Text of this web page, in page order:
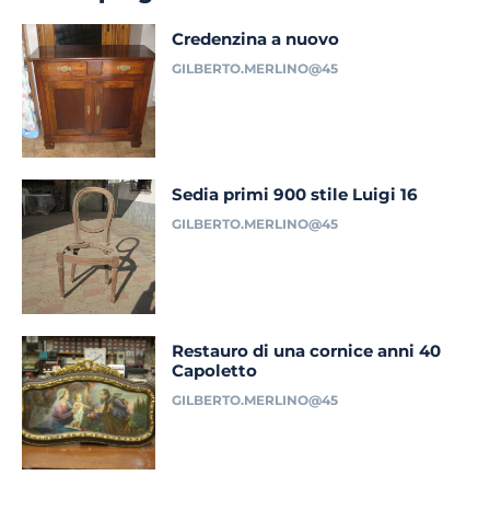
Credenzina a nuovo
GILBERTO.MERLINO@45
Sedia primi 900 stile Luigi 16
GILBERTO.MERLINO@45
Restauro di una cornice anni 40
Capoletto
GILBERTO.MERLINO@45